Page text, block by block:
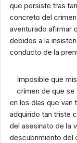
que persiste tras
concreto del
aventurado afirmar
debidos a la
conducto de la
Imposible que
crimen de que se
en los días que van
adquirido tan triste
del asesinato de la
descubrimiento del